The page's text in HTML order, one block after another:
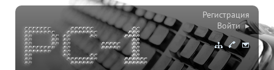
Регистрация
Войти ▸